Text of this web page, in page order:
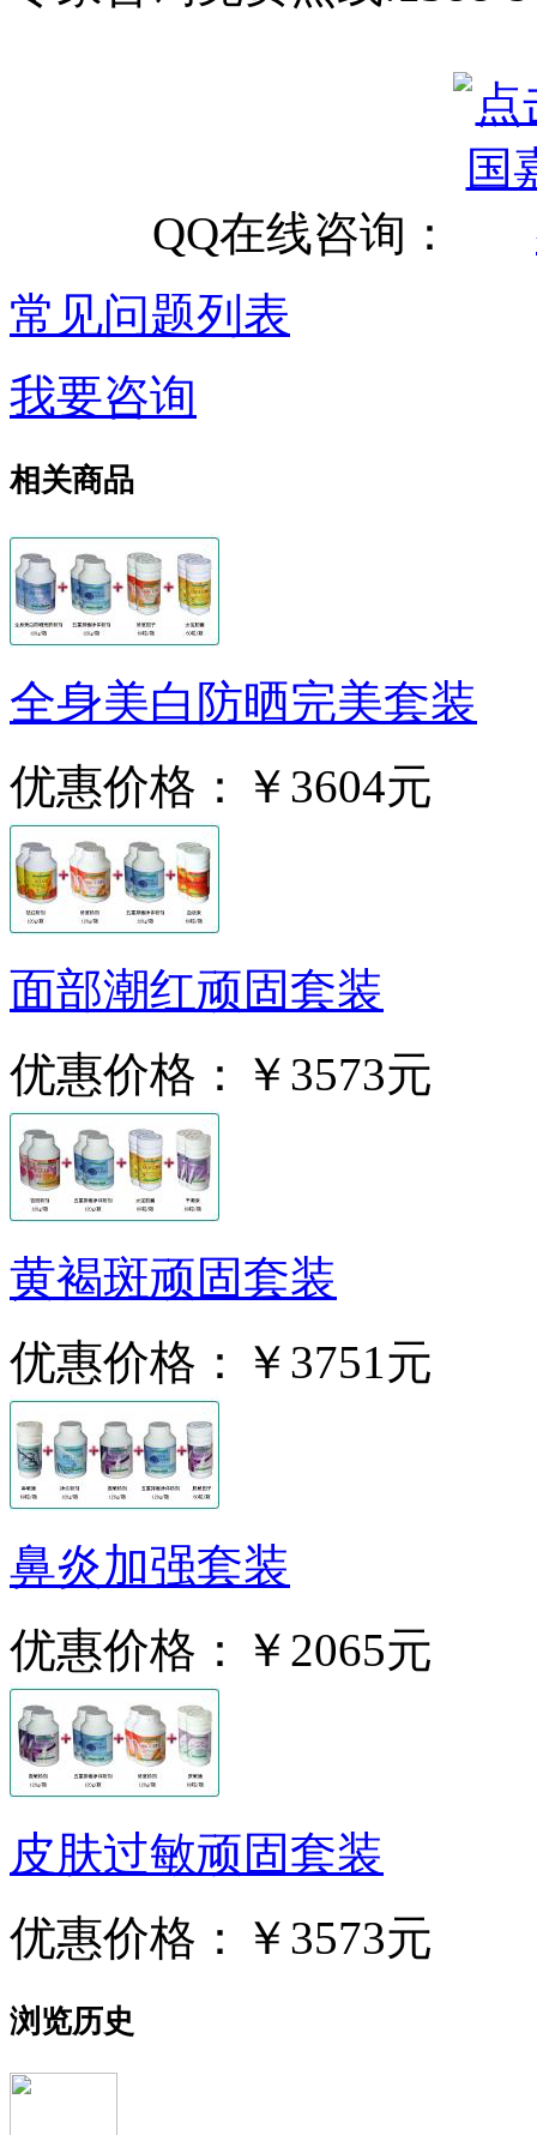
QQ在线咨询：
常见问题列表
我要咨询
相关商品
全身美白防晒完美套装
优惠价格：
￥3604元
面部潮红顽固套装
优惠价格：
￥3573元
黄褐斑顽固套装
优惠价格：
￥3751元
鼻炎加强套装
优惠价格：
￥2065元
皮肤过敏顽固套装
优惠价格：
￥3573元
浏览历史